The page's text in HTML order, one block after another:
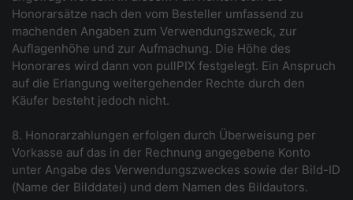
Honorarsätze nach den vom Besteller umfassend zu
machenden Angaben zum Verwendungszweck, zur
Auflagenhöhe und zur Aufmachung. Die Höhe des
Honorares wird dann von pullPIX festgelegt. Ein Anspruch
auf die Erlangung weitergehender Rechte durch den
Käufer besteht jedoch nicht.
8. Honorarzahlungen erfolgen durch Überweisung per
Vorkasse auf das in der Rechnung angegebene Konto
unter Angabe des Verwendungszweckes sowie der Bild-ID
(Name der Bilddatei) und dem Namen des Bildautors.